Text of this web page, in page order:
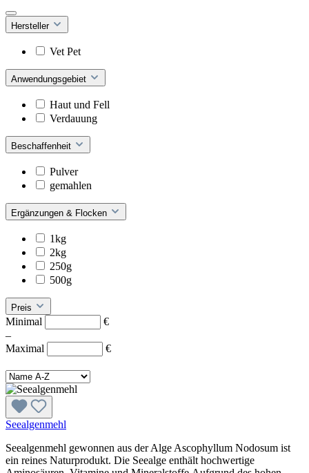
Hersteller
Vet Pet
Anwendungsgebiet
Haut und Fell
Verdauung
Beschaffenheit
Pulver
gemahlen
Ergänzungen & Flocken
1kg
2kg
250g
500g
Preis
Minimal
€
–
Maximal
€
Seealgenmehl
Seealgenmehl gewonnen aus der Alge Ascophyllum Nodosum ist
ein reines Naturprodukt. Die Seealge enthält hochwertige